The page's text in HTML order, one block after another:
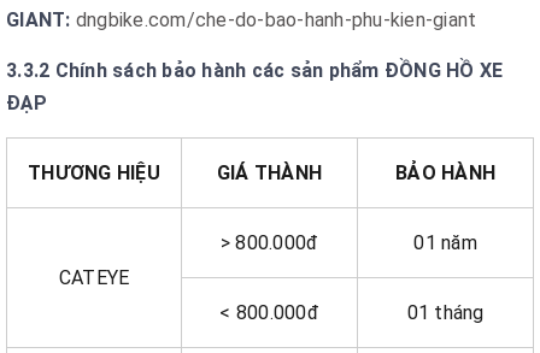
GIANT: dngbike.com/che-do-bao-hanh-phu-kien-giant
3.3.2 Chính sách bảo hành các sản phẩm ĐỒNG HỒ XE
ĐẠP
THƯƠNG HIỆU GIÁ THÀNH BẢO HÀNH
CATEYE
> 800.000đ 01 năm
< 800.000đ 01 tháng